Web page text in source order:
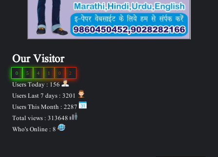
Our Visitor
2
0
1
4
5
0
Users Today : 156